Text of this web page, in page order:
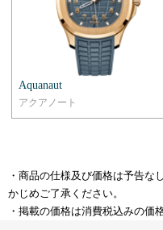
Aquanaut
アクアノート
・商品の仕様及び価格は予告な
かじめご了承ください。
・掲載の価格は消費税込みの価